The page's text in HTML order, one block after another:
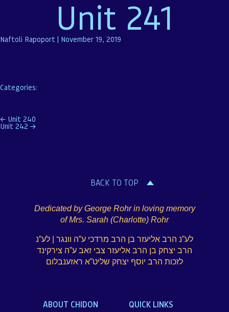
Unit 241
Naftoli Rapoport | November 19, 2019
Categories:
Post
← Unit 240
Unit 242 →
BACK TO TOP
Dedicated by George Rohr in loving memory
of Mrs. Sarah (Charlotte) Rohr
לע”נ הרב אליעזר בן הרב מרדכי ע”ה וונגר | לע”נ
הרב יצחק בן הרב אליעזר צבי זאב ע”ה צירקינד
לזכות הרב יוסף יצחק שליט”א ראזענבלום
ABOUT CHIDON
QUICK LINKS